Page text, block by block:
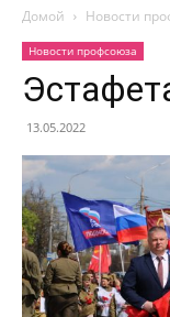
Домой Новости
Новости профсоюза
13.05.2022